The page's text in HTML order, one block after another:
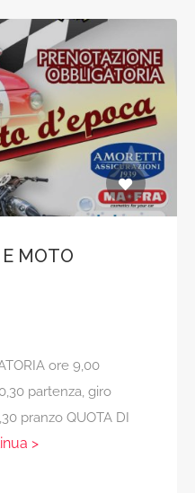
MOTO
ore 9,00
partenza, giro
pranzo QUOTA DI
>